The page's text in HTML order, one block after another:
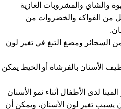
والشاي والمشروبات الغازية
من الفواكه والخضروات من
السجائر ومضغ التبغ في تغير لون
الأسنان بالفرشاة أو الخيط يمكن
لدى الأطفال أثناء نمو الأسنان
فيمكن أن يسبب تغير لون الأسنان، ويمكن أن